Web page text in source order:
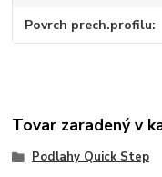
Povrch prech.profilu
Tovar zaradený v
Podlahy Quick Step